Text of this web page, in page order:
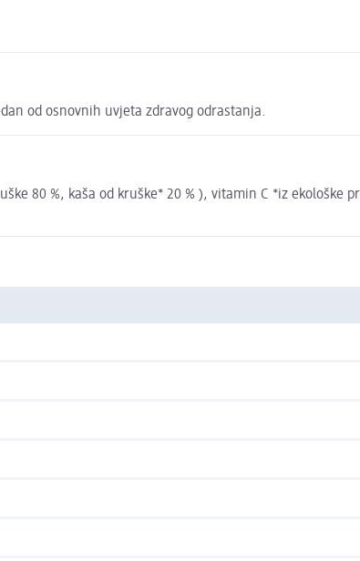
od osnovnih uvjeta zdravog odrastanja.
80 %, kaša od kruške* 20 % ), vitamin C *iz